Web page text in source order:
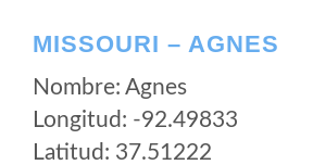
MISSOURI – AGNES
Nombre: Agnes
Longitud: -92.49833
Latitud: 37.51222